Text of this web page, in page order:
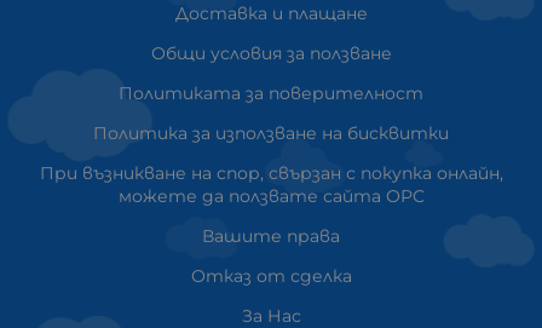
Доставка и плащане
Общи условия за ползване
Политиката за поверителност
Политика за използване на бисквитки
При възникване на спор, свързан с покупка онлайн,
можете да ползвате сайта ОРС
Вашите права
Отказ от сделка
За Нас